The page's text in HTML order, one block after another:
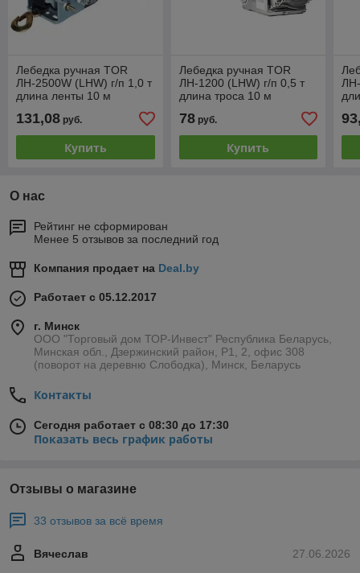
Лебедка ручная TOR
ЛН-2500W (LHW) г/п 1,0 т
длина ленты 10 м
131,08 руб.
Купить
Лебедка ручная TOR
ЛН-1200 (LHW) г/п 0,5 т
длина троса 10 м
78руб.
Купить
О нас
Рейтинг не сформирован
Менее 5 отзывов за последний год
Компания продает на Deal.by
Работает с 05.12.2017
г. Минск
ООО "Торговый дом ТОР-Инвест" Республика Беларусь,
Минская обл., Дзержинский район, Р1, 2, офис 308
(поворот на деревню Слободка), Минск, Беларусь
Контакты
Сегодня работает с 08:30 до 17:30
Показать весь график работы
Отзывы о магазине
33 отзывов за всё время
27.06.2026
Вячеслав